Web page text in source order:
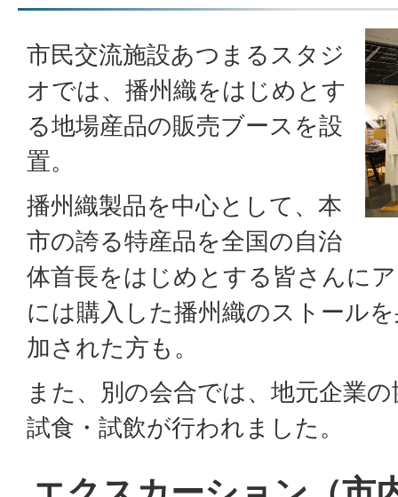
市民交流施設あつまるスタジ
オでは、播州織をはじめとす
る地場産品の販売ブースを設
置。
播州織製品を中心として、本
市の誇る特産品を全国の自治
体首長をはじめとする皆さんに
には購入した播州織のストール
加された方も。
また、別の会合では、地元企業
試食・試飲が行われました。